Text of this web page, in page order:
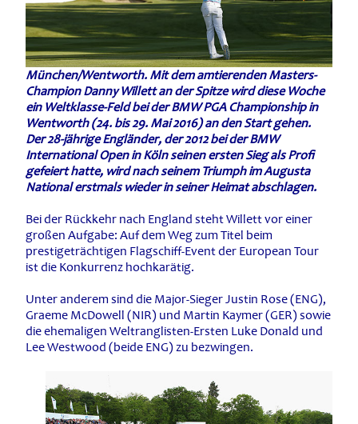
München/Wentworth. Mit dem amtierenden Masters-
Champion Danny Willett an der Spitze wird diese Woche
ein Weltklasse-Feld bei der BMW PGA Championship in
Wentworth (24. bis 29. Mai 2016) an den Start gehen.
Der 28-jährige Engländer, der 2012 bei der BMW
International Open in Köln seinen ersten Sieg als Profi
gefeiert hatte, wird nach seinem Triumph im Augusta
National erstmals wieder in seiner Heimat abschlagen.
Bei der Rückkehr nach England steht Willett vor einer
großen Aufgabe: Auf dem Weg zum Titel beim
prestigeträchtigen Flagschiff-Event der European Tour
ist die Konkurrenz hochkarätig.
Unter anderem sind die Major-Sieger Justin Rose (ENG),
Graeme McDowell (NIR) und Martin Kaymer (GER) sowie
die ehemaligen Weltranglisten-Ersten Luke Donald und
Lee Westwood (beide ENG) zu bezwingen.